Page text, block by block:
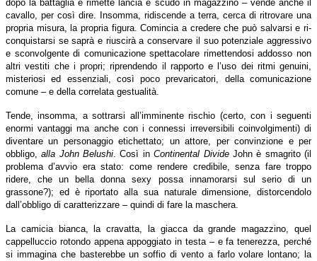
dopo la battaglia e rimette lancia e scudo in magazzino – vende anche il
cavallo, per così dire. Insomma, ridiscende a terra, cerca di ritrovare una
propria misura, la propria figura. Comincia a credere che può salvarsi e ri-
conquistarsi se saprà e riuscirà a conservare il suo potenziale aggressivo
e sconvolgente di comunicazione spettacolare rimettendosi addosso non
altri vestiti che i propri; riprendendo il rapporto e l’uso dei ritmi genuini,
misteriosi ed essenziali, così poco prevaricatori, della comunicazione
comune – e della correlata gestualità.
Tende, insomma, a sottrarsi all’imminente rischio (certo, con i seguenti
enormi vantaggi ma anche con i connessi irreversibili coinvolgimenti) di
diventare un personaggio etichettato; un attore, per convinzione e per
obbligo,alla John Belushi. Così inContinental Divide John è smagrito (il
problema d’avvio era stato: come rendere credibile, senza fare troppo
ridere, che un bella donna sexy possa innamorarsi sul serio di un
grassone?); ed è riportato alla sua naturale dimensione, distorcendolo
dall’obbligo di caratterizzare – quindi di fare la maschera.
La camicia bianca, la cravatta, la giacca da grande magazzino, quel
cappelluccio rotondo appena appoggiato in testa – e fa tenerezza, perché
si immagina che basterebbe un soffio di vento a farlo volare lontano; la